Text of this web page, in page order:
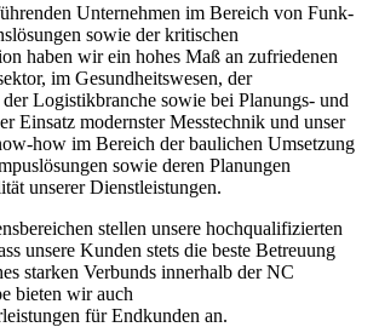
Unternehmen im Bereich von Funk-
sowie der kritischen
haben wir ein hohes Maß an zufriedenen
im Gesundheitswesen, der
Logistikbranche sowie bei Planungs- und
Einsatz modernster Messtechnik und unser
how im Bereich der baulichen Umsetzung
sowie deren Planungen
unserer Dienstleistungen.
stellen unsere hochqualifizierten
unsere Kunden stets die beste Betreuung
starken Verbunds innerhalb der NC
bieten wir auch
für Endkunden an.